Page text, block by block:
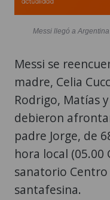
Messi llegó a
Messi se
madre, Celia
Rodrigo, Matías
debieron
padre Jorge, de
hora local (05.00
sanatorio
santafesina.